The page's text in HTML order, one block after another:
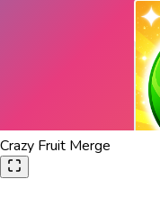
Crazy Fruit Merge